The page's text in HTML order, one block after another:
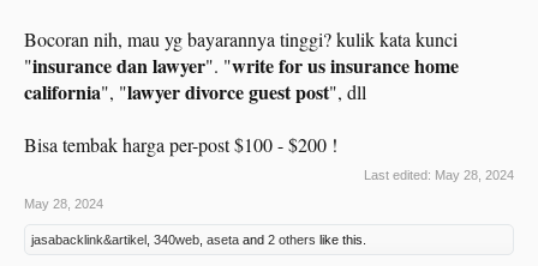
Bocoran nih, mau yg bayarannya tinggi? kulik kata kunci
"insurance dan lawyer". "write for usinsurance home
california", "lawyer divorce guest post", dll
Bisa tembak harga per-post $100 - $200 !
Last edited: May 28, 2024
May 28, 2024
jasabacklink&artikel 340web aseta and 2 others like this.